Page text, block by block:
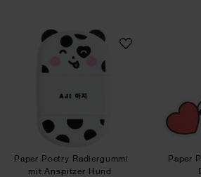
Paper Poetry
Paper Poetry Radiergummi
mit Anspitzer Hund
Paper